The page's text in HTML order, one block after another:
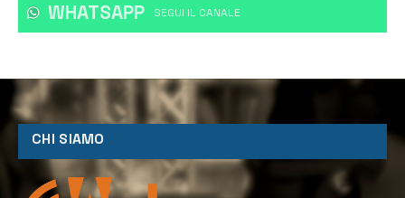
WHATSAPP ‎SEGUI IL CANALE
CHI SIAMO